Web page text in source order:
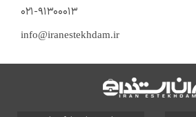
۰۲۱-۹۱۳۰۰۰۱۳
info@iranestekhdam.ir